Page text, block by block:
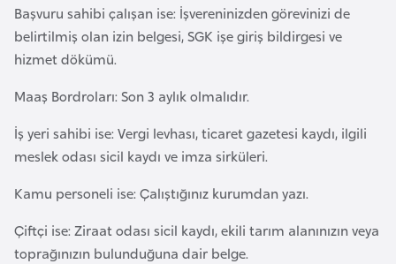
Başvuru sahibi çalışan ise: İşvereninizden görevinizi de
belirtilmiş olan izin belgesi, SGK işe giriş bildirgesi ve
hizmet dökümü.
Maaş Bordroları: Son 3 aylık olmalıdır.
İş yeri sahibi ise: Vergi levhası, ticaret gazetesi kaydı, ilgili
meslek odası sicil kaydı ve imza sirküleri.
Kamu personeli ise: Çalıştığınız kurumdan yazı.
Çiftçi ise: Ziraat odası sicil kaydı, ekili tarım alanınızın veya
toprağınızın bulunduğuna dair belge.
e
l
a
u
s
e
l
ç